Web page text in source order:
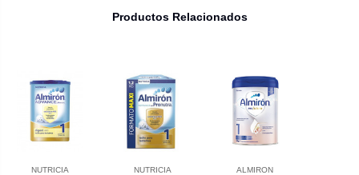
Productos Relacionados
NUTRICIA
NUTRICIA
ALMIRON